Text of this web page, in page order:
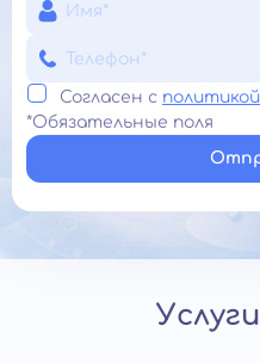
Согласен с
*Обязательные поля